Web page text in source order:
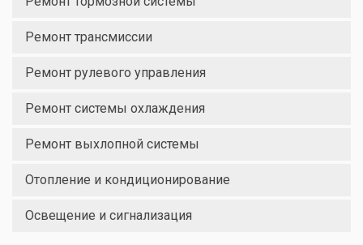
Ремонт трансмиссии
Ремонт рулевого управления
Ремонт системы охлаждения
Ремонт выхлопной системы
Отопление и кондиционирование
Освещение и сигнализация